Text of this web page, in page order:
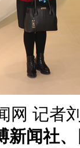
网 记者
新闻社